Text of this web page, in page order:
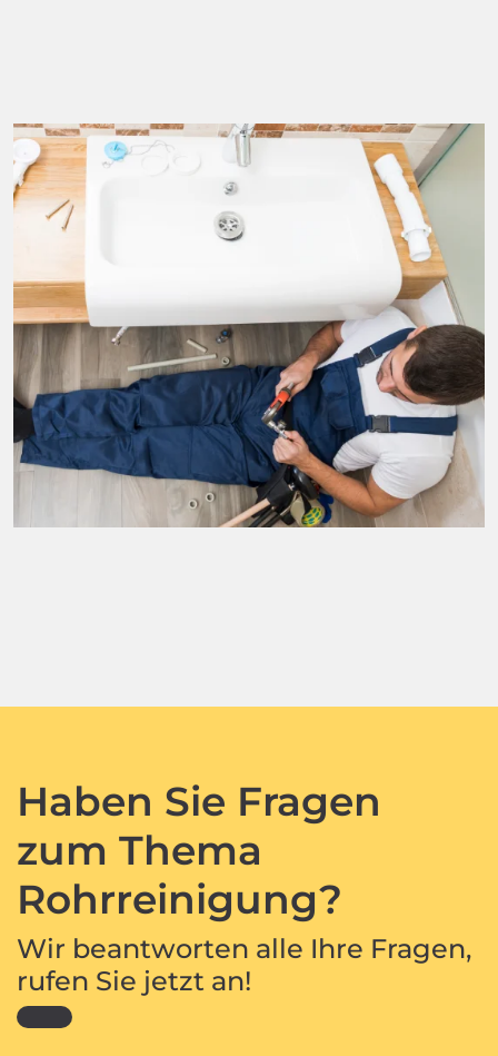
Haben Sie Fragen
zum Thema
Rohrreinigung?
Wir beantworten alle Ihre Fragen,
rufen Sie jetzt an!